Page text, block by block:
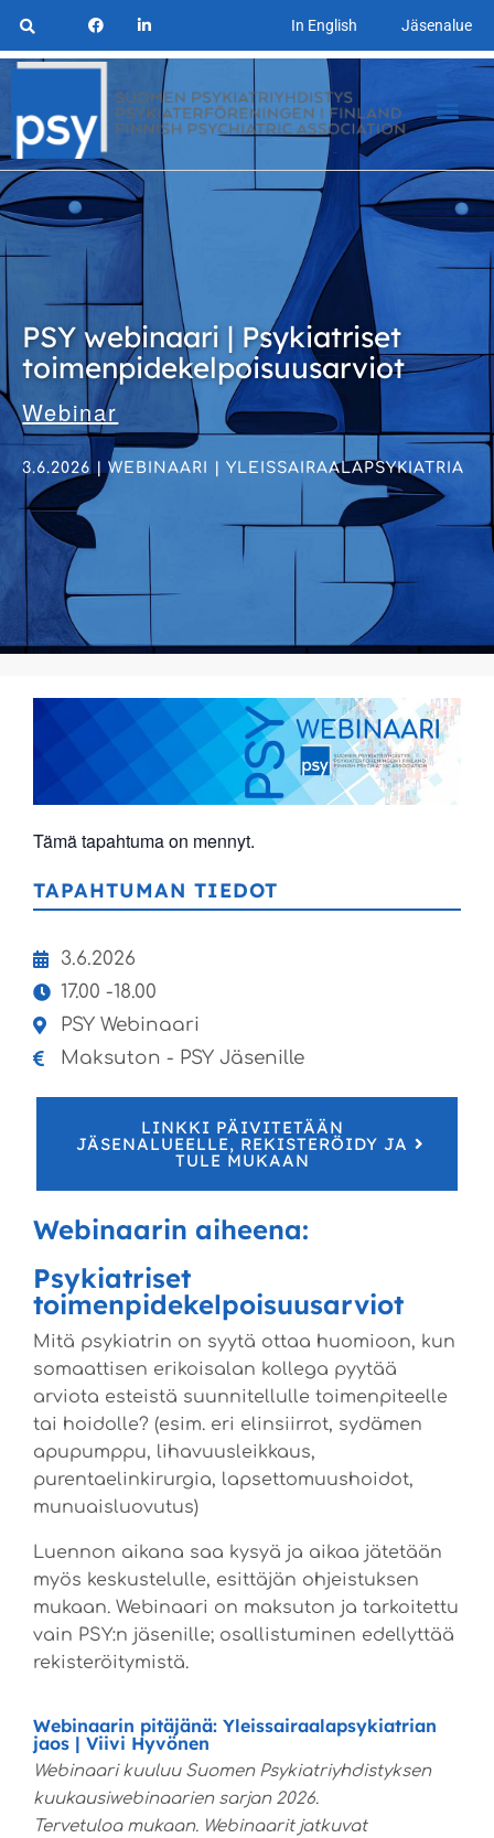
In English Jäsenalue
PSY webinaari | Psykiatriset
toimenpidekelpoisuusarviot
Webinar
3.6.2026 | WEBINAARI | YLEISSAIRAALAPSYKIATRIA
Tämä tapahtuma on mennyt.
TAPAHTUMAN TIEDOT
3.6.2026
17.00 -18.00
PSY Webinaari
Maksuton - PSY Jäsenille
LINKKI PÄIVITETÄÄN
JÄSENALUEELLE, REKISTERÖIDY JA
TULE MUKAAN
Webinaarin aiheena:
Psykiatriset
toimenpidekelpoisuusarviot
Mitä psykiatrin on syytä ottaa huomioon, kun
somaattisen erikoisalan kollega pyytää
arviota esteistä suunnitellulle toimenpiteelle
tai hoidolle? (esim. eri elinsiirrot, sydämen
apupumppu, lihavuusleikkaus,
purentaelinkirurgia, lapsettomuushoidot,
munuaisluovutus)
Luennon aikana saa kysyä ja aikaa jätetään
myös keskustelulle, esittäjän ohjeistuksen
mukaan. Webinaari on maksuton ja tarkoitettu
vain PSY:n jäsenille; osallistuminen edellyttää
rekisteröitymistä.
Webinaarin pitäjänä: Yleissairaalapsykiatrian
jaos | Viivi Hyvönen
Webinaari kuuluu Suomen Psykiatriyhdistyksen
kuukausiwebinaarien sarjan 2026.
Tervetuloa mukaan. Webinaarit jatkuvat